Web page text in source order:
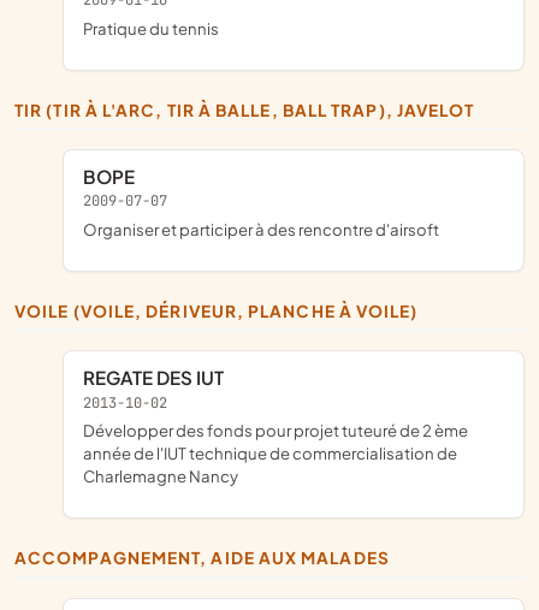
pratique du tennis
TIR (TIR À L'ARC, TIR À BALLE, BALL TRAP), JAVELOT
BOPE
2009-07-07
organiser et participer à des rencontre d'airsoft
VOILE (VOILE, DÉRIVEUR, PLANCHE À VOILE)
REGATE DES IUT
2013-10-02
développer des fonds pour projet tuteuré de 2 ème
année de l'IUT technique de commercialisation de
Charlemagne Nancy
ACCOMPAGNEMENT, AIDE AUX MALADES